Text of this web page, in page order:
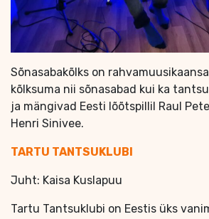
Sõnasabakõlks on
kõlksuma nii sõnasabad kui ka
ja mängivad Eesti lõõtspillil Raul
Henri Sinivee.
TARTU TANTSUKLUBI
Juht: Kaisa Kuslapuu
Tartu Tantsuklubi on Eestis üks